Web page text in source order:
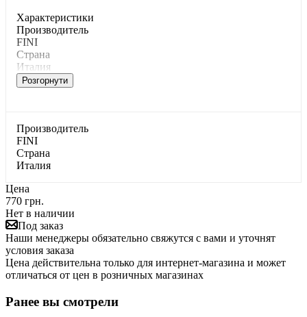
Характеристики
Производитель
FINI
Страна
Италия
Розгорнути
Производитель
FINI
Страна
Италия
Цена
770 грн.
Нет в наличии
Под заказ
Наши менеджеры обязательно свяжутся с вами и уточнят
условия заказа
Цена действительна только для интернет-магазина и может
отличаться от цен в розничных магазинах
Ранее вы смотрели